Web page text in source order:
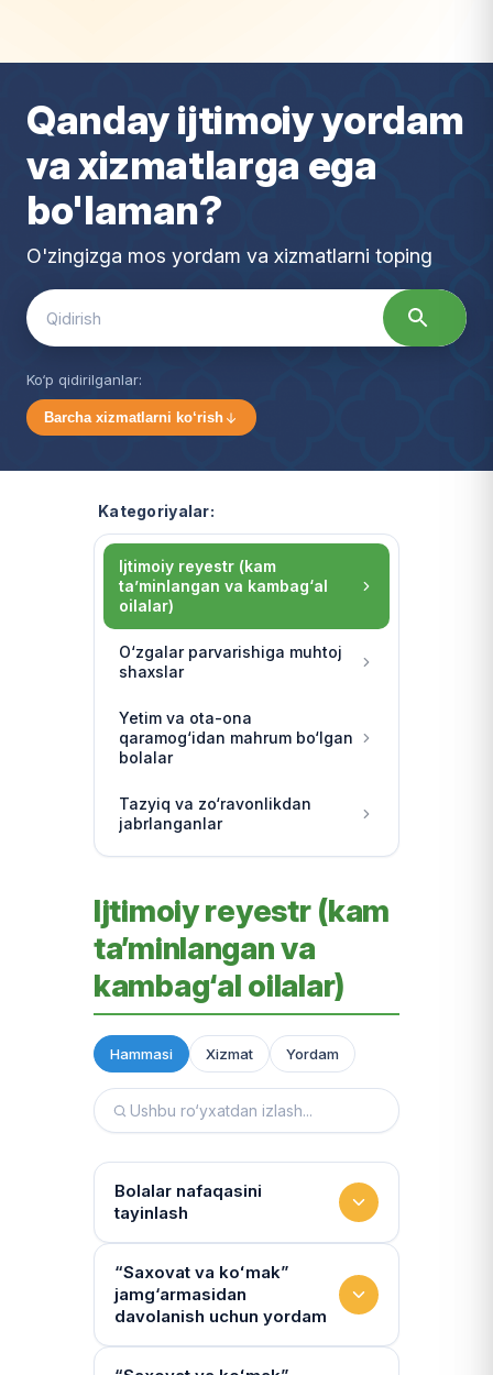
mtiy oz
Qanday ijtimoiy yordam
va xizmatlarga ega
bo'laman?
O'zingizga mos yordam va xizmatlarni toping
Search
for:
Ko‘p qidirilganlar:
Barcha xizmatlarni ko‘rish
Kategoriyalar:
Ijtimoiy reyestr (kam
ta’minlangan va kambag‘al
oilalar)
O‘zgalar parvarishiga muhtoj
shaxslar
Yetim va ota-ona
qaramog‘idan mahrum bo‘lgan
bolalar
Tazyiq va zo‘ravonlikdan
jabrlanganlar
Ijtimoiy reyestr (kam
ta’minlangan va
kambag‘al oilalar)
Hammasi Xizmat Yordam
Bolalar nafaqasini
tayinlash
To‘lov miqdori
Miqdor qonunchilik bilan belgilanadi.
“Kambag‘allik chegarasidagi oila”ga
75% yoki 50% to‘lanadi
“Saxovat va koʻmak”
jamg‘armasidan
davolanish uchun yordam